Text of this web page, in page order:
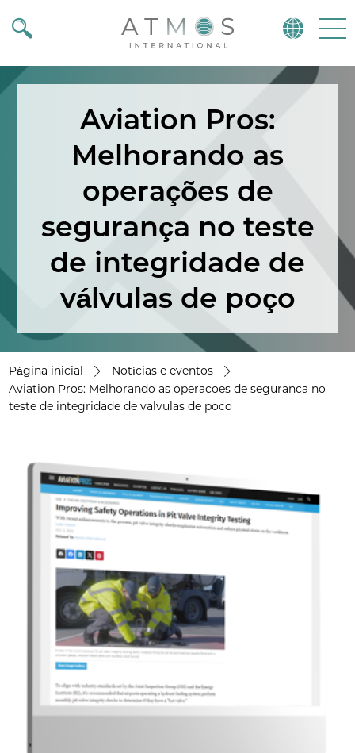
Atmos
Aviation Pros:
Melhorando as
operações de
segurança no teste
de integridade de
válvulas de poço
Página inicial
Notícias e eventos
Aviation Pros: Melhorando as operacoes de seguranca no
teste de integridade de valvulas de poco